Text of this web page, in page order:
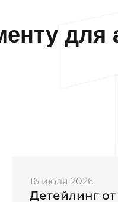
для
16 июля 2026
Детейлинг